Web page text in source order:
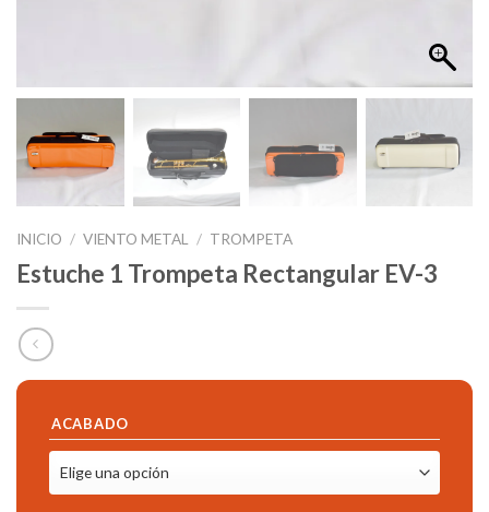
INICIO / VIENTO METAL / TROMPETA
Estuche 1 Trompeta Rectangular EV-3
ACABADO